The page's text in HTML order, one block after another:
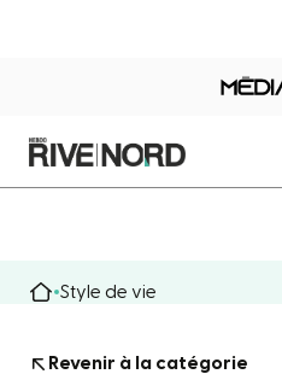
Style de vie
Revenir à la catégorie